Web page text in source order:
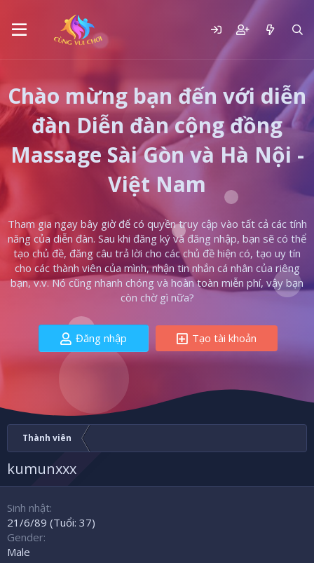
Chào mừng bạn đến với diễn
đàn Diễn đàn cộng đồng
Massage Sài Gòn và Hà Nội -
Việt Nam
Tham gia ngay bây giờ để có quyền truy cập vào tất cả các tính
năng của diễn đàn. Sau khi đăng ký và đăng nhập, bạn sẽ có thể
tạo chủ đề, đăng câu trả lời cho các chủ đề hiện có, tạo uy tín
cho các thành viên của mình, nhận tin nhắn cá nhân của riêng
bạn, v.v. Nó cũng nhanh chóng và hoàn toàn miễn phí, vậy bạn
còn chờ gì nữa?
Đăng nhập Tạo tài khoản
Thành viên
kumunxxx
Sinh nhật
21/6/89 (Tuổi: 37)
Gender
Male